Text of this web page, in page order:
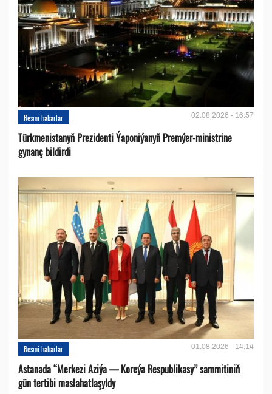
Resmi habarlar 02.08.2026 - 16:57
Türkmenistanyň Prezidenti Ýaponiýanyň Premýer-ministrine
gynanç bildirdi
Resmi habarlar 01.08.2026 - 14:14
Astanada “Merkezi Aziýa — Koreýa Respublikasy” sammitiniň
gün tertibi maslahatlaşyldy